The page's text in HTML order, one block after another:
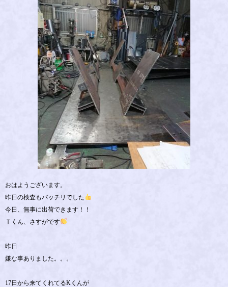
おはようございます。
昨日の検査もバッチリでした
今日、無事に出荷できます！！
Ｔくん、さすがです
昨日
嫌な事ありました。。。
17日から来てくれてるKくんが